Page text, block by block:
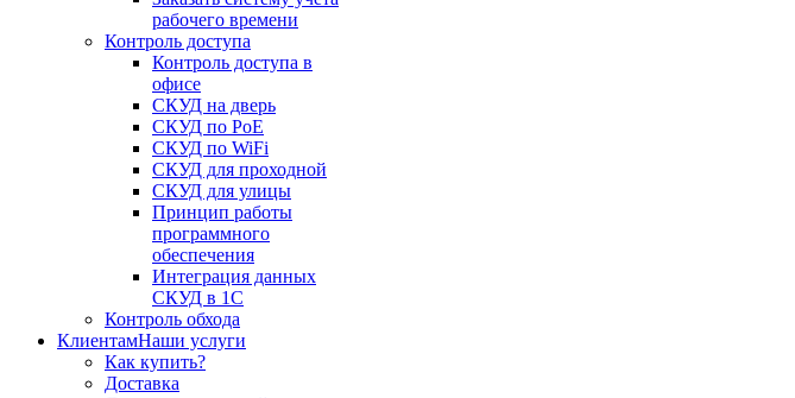
рабочего времени
Контроль доступа
Контроль доступа в
офисе
СКУД на дверь
СКУД по PoE
СКУД по WiFi
СКУД для проходной
СКУД для улицы
Принцип работы
программного
обеспечения
Интеграция данных
СКУД в 1С
Контроль обхода
КлиентамНаши услуги
Как купить?
Доставка